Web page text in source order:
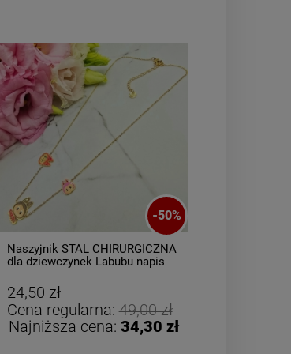
Bransoletka srebrna STAL
CHIRURGICZNA żmijka
szeroka lejąca
-50%
Naszyjnik STAL CHIRURGICZNA
dla dziewczynek Labubu napis
24,50 zł
Cena regularna:49,00 zł
Najniższa cena: 34,30 zł